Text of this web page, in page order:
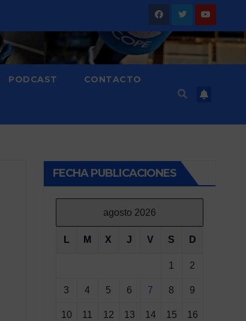
PODCAST CONTACTO
FECHA PUBLICACIONES
agosto 2026
L M X J V S D
1 2
3 4 5 6 7 8 9
10 11 12 13 14 15 16